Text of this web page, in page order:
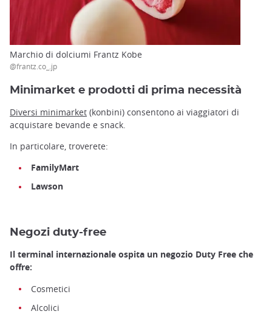
Marchio di dolciumi Frantz Kobe
@frantz.co_.jp
Minimarket e prodotti di prima necessità
Diversi minimarket (konbini) consentono ai viaggiatori di
acquistare bevande e snack.
In particolare, troverete:
FamilyMart
Lawson
Negozi duty-free
Il terminal internazionale ospita un negozio Duty Free che
offre:
Cosmetici
Alcolici